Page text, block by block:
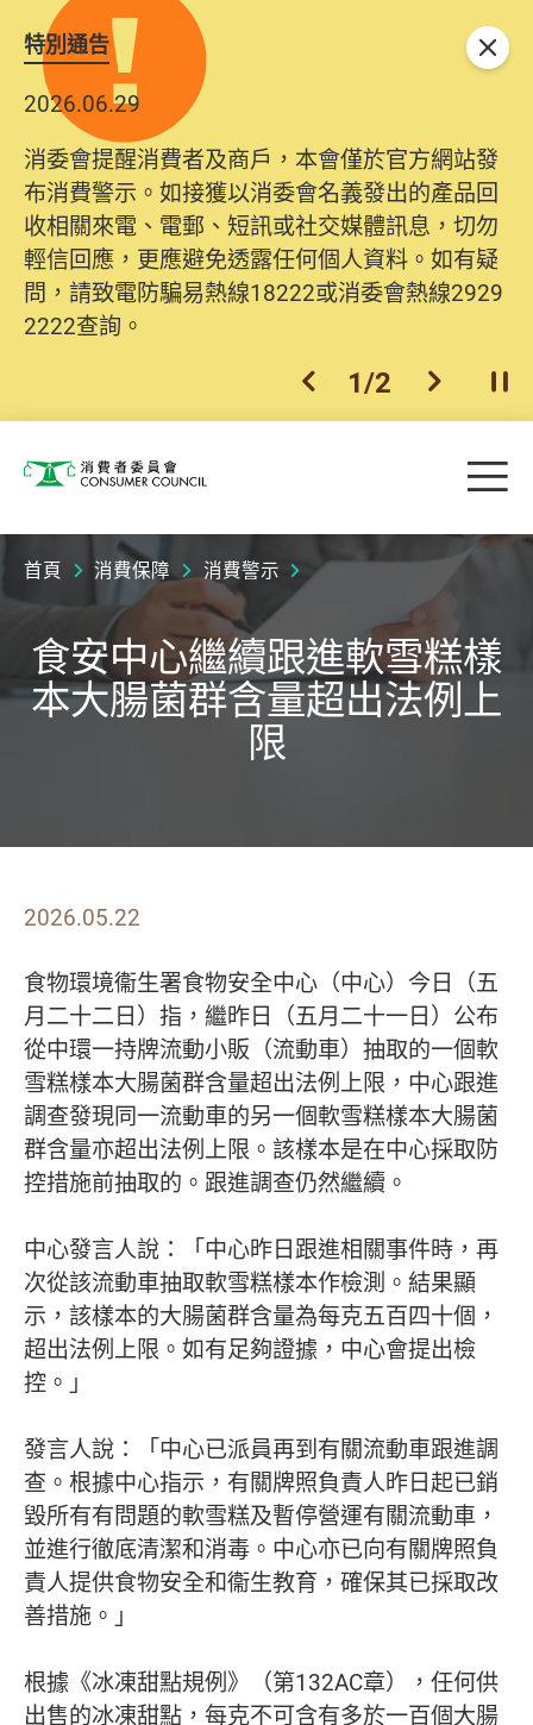
特別通告
2026.06.29
消委會提醒消費者及商戶，本會僅於官方網站發
布消費警示。如接獲以消委會名義發出的產品回
收相關來電、電郵、短訊或社交媒體訊息，切勿
輕信回應，更應避免透露任何個人資料。如有疑
問，請致電防騙易熱線18222或消委會熱線2929
2222查詢。
上一個
1/2 下一個開
關閉
消費者委員會 目
首頁 消費保障 消費警示
食安中心繼續跟進軟雪糕樣
本大腸菌群含量超出法例上
限
2026.05.22
食物環境衞生署食物安全中心（中心）今日（五
月二十二日）指，繼昨日（五月二十一日）公布
從中環一持牌流動小販（流動車）抽取的一個軟
雪糕樣本大腸菌群含量超出法例上限，中心跟進
調查發現同一流動車的另一個軟雪糕樣本大腸菌
群含量亦超出法例上限。該樣本是在中心採取防
控措施前抽取的。跟進調查仍然繼續。
中心發言人說：「中心昨日跟進相關事件時，再
次從該流動車抽取軟雪糕樣本作檢測。結果顯
示，該樣本的大腸菌群含量為每克五百四十個，
超出法例上限。如有足夠證據，中心會提出檢
控。」
發言人說：「中心已派員再到有關流動車跟進調
查。根據中心指示，有關牌照負責人昨日起已銷
毀所有有問題的軟雪糕及暫停營運有關流動車，
並進行徹底清潔和消毒。中心亦已向有關牌照負
責人提供食物安全和衞生教育，確保其已採取改
善措施。」
根據《冰凍甜點規例》（第132AC章），任何供
出售的冰凍甜點，每克不可含有多於一百個大腸